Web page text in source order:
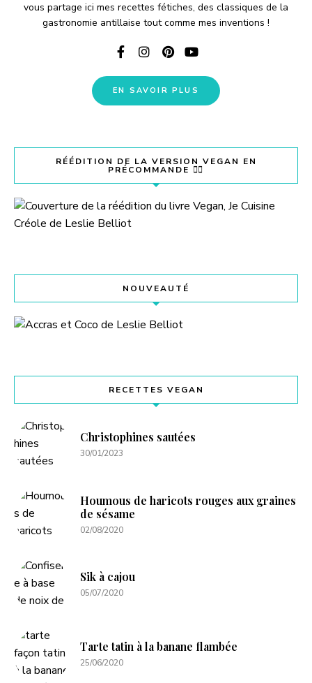
vous partage ici mes recettes fétiches, des classiques de la
gastronomie antillaise tout comme mes inventions !
EN SAVOIR PLUS
RÉÉDITION DE LA VERSION VEGAN EN
PRÉCOMMANDE 👇🏽
NOUVEAUTÉ
RECETTES VEGAN
Christophines sautées
30/01/2023
Houmous de haricots rouges aux graines
de sésame
02/08/2020
Sik à cajou
05/07/2020
Tarte tatin à la banane flambée
25/06/2020